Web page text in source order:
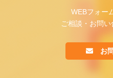
WEBフォー
ご相談・お問
お